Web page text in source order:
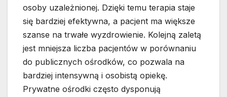
osoby uzależnionej. Dzięki temu terapia staje
się bardziej efektywna, a pacjent ma większe
szanse na trwałe wyzdrowienie. Kolejną zaletą
jest mniejsza liczba pacjentów w porównaniu
do publicznych ośrodków, co pozwala na
bardziej intensywną i osobistą opiekę.
Prywatne ośrodki często dysponują